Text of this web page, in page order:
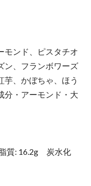
モンド、ピスタチオ
ン、フランボワーズ
芋、かぼちゃ、ほう
分・アーモンド・大
質: 16.2g 炭水化